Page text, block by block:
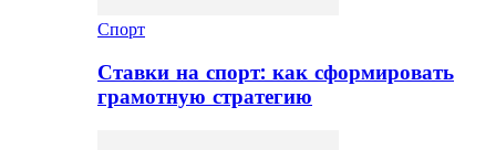
Спорт
Ставки на спорт: как сформировать
грамотную стратегию